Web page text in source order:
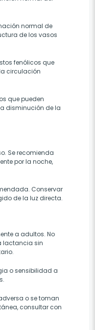
normal de
de los vasos
fenólicos que
circulación
que pueden
disminución de la
Se recomienda
por la noche,
Conservar
de la luz directa.
a adultos. No
lactancia sin
o sensibilidad a
o se toman
consultar con